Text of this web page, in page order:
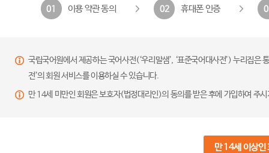
01 이용 약관 동의 02 휴대폰 인증
국립국어원에서 제공하는 국어사전(‘우리말샘’, ‘표준국어대사전’) 누리집
전’의 회원 서비스를 이용하실 수 있습니다.
만 14세 미만인 회원은 보호자(법정대리인)의 동의를 받은 후에 가입하여 주
만 14세 이상인